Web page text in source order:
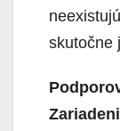
skutočne